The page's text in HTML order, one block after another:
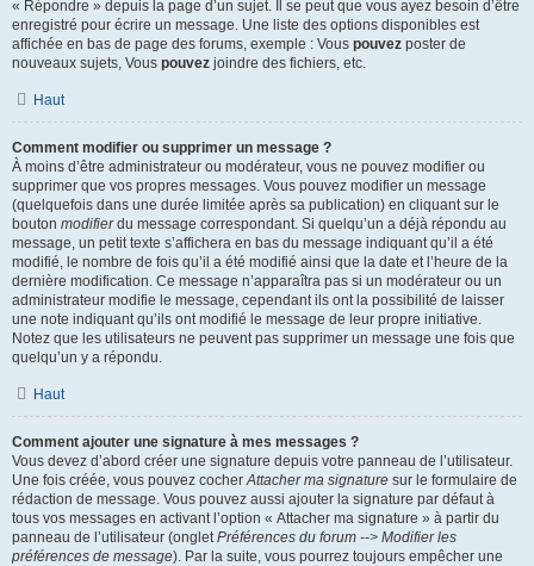
« Répondre » depuis la page d’un sujet. Il se peut que vous ayez besoin d’être
enregistré pour écrire un message. Une liste des options disponibles est
affichée en bas de page des forums, exemple : Vous pouvez poster de
nouveaux sujets, Vous pouvez joindre des fichiers, etc.
Haut
Comment modifier ou supprimer un message ?
À moins d’être administrateur ou modérateur, vous ne pouvez modifier ou
supprimer que vos propres messages. Vous pouvez modifier un message
(quelquefois dans une durée limitée après sa publication) en cliquant sur le
bouton modifierdu message correspondant. Si quelqu’un a déjà répondu au
message, un petit texte s’affichera en bas du message indiquant qu’il a été
modifié, le nombre de fois qu’il a été modifié ainsi que la date et l’heure de la
dernière modification. Ce message n’apparaîtra pas si un modérateur ou un
administrateur modifie le message, cependant ils ont la possibilité de laisser
une note indiquant qu’ils ont modifié le message de leur propre initiative.
Notez que les utilisateurs ne peuvent pas supprimer un message une fois que
quelqu’un y a répondu.
Haut
Comment ajouter une signature à mes messages ?
Vous devez d’abord créer une signature depuis votre panneau de l’utilisateur.
Une fois créée, vous pouvez cocherAttacher ma signature sur le formulaire de
rédaction de message. Vous pouvez aussi ajouter la signature par défaut à
tous vos messages en activant l’option « Attacher ma signature » à partir du
panneau de l’utilisateur (ongletPréférences du forum --> Modifier les
préférences de message). Par la suite, vous pourrez toujours empêcher une